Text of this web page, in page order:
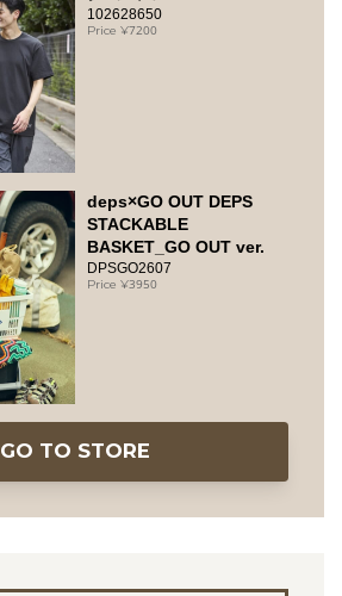
102628650
7200
deps×GO OUT DEPS
STACKABLE
BASKET_GO OUT ver.
DPSGO2607
3950
GO TO STORE